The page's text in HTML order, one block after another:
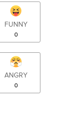
FUNNY
0
ANGRY
0